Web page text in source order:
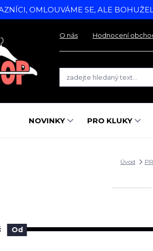
OMLOUVÁME SE, ALE
O nás Hodnocení
NOVINKY PRO KLUKY
Úvod
Od